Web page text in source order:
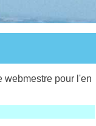
webmestre pour l'en